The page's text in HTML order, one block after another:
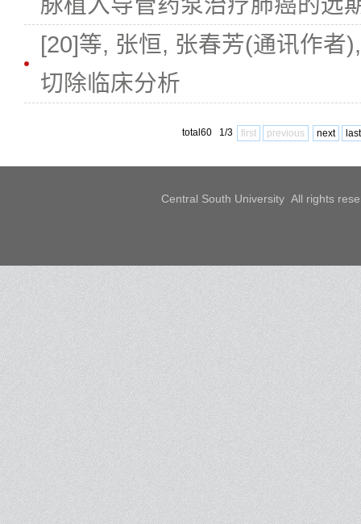
[20]等, 张恒, 张春芳(通讯作者
切除临床分析
total60 1/3 first previous next last
Central South University All rights